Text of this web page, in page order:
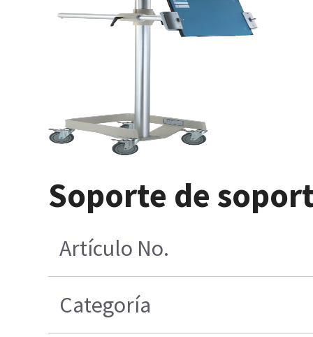
Soporte de
Artículo No.
Categoría